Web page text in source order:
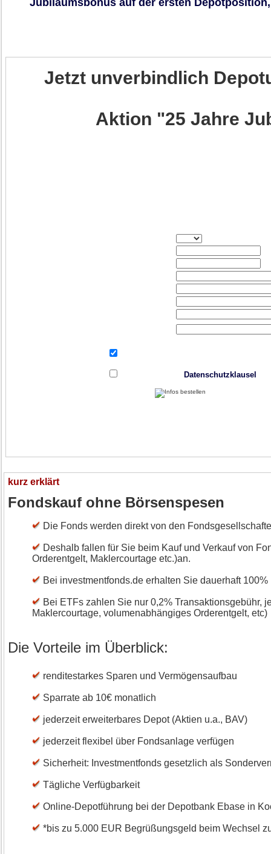
Jubiläumsbonus auf der ersten
Jetzt unverbindlich
Aktion "25 Jahre
Datenschutzklausel
kurz erklärt
Fondskauf ohne Börsenspesen
Die Fonds werden direkt von den
Deshalb fallen für Sie beim Kauf und Verkauf von
Orderentgelt, Maklercourtage etc.)an.
Bei investmentfonds.de erhalten Sie dauerhaft
Bei ETFs zahlen Sie nur 0,2% Transaktionsgebühr,
Maklercourtage, volumenabhängiges Orderentgelt, etc)
Die Vorteile im Überblick:
renditestarkes Sparen und Vermögensaufbau
Sparrate ab 10€ monatlich
jederzeit erweiterbares Depot (Aktien u.a., BAV)
jederzeit flexibel über Fondsanlage verfügen
Sicherheit: Investmentfonds gesetzlich als
Tägliche Verfügbarkeit
Online-Depotführung bei der Depotbank Ebase in
*bis zu 5.000 EUR Begrüßungsgeld beim Wechsel